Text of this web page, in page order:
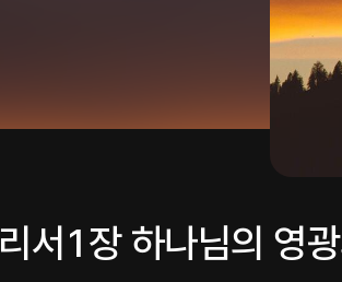
서1장 하나님의 영